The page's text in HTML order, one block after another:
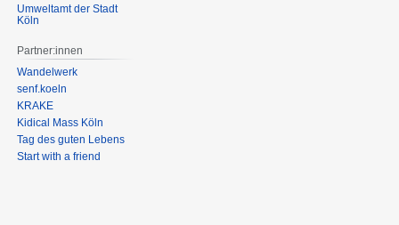
Umweltamt der Stadt
Köln
Partner:innen
Wandelwerk
senf.koeln
KRAKE
Kidical Mass Köln
Tag des guten Lebens
Start with a friend